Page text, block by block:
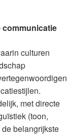
communicatie
culturen
met directe
(toon,
belangrijkste